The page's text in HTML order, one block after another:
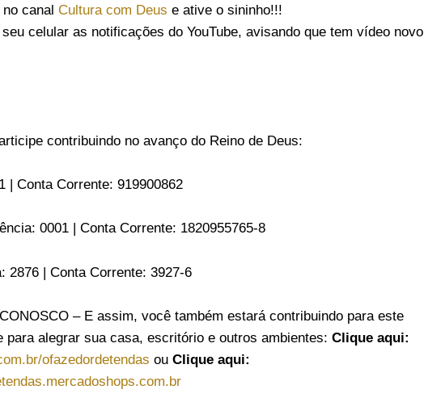
no canalCultura com Deus e ative o sininho!!!
celular as notificações do YouTube, avisando que tem vídeo novo
contribuindo no avanço do Reino de Deus:
| Conta Corrente: 919900862
0001 | Conta Corrente: 1820955765-8
2876 | Conta Corrente: 3927-6
– E assim, você também estará contribuindo para este
para alegrar sua casa, escritório e outros ambientes:Clique aqui:
ofazedordetendas ou Clique aqui: